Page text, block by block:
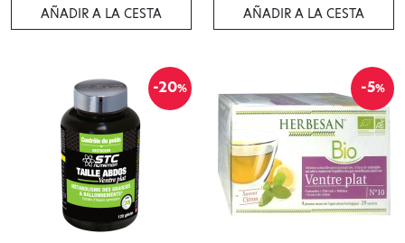
AÑADIR A LA CESTA AÑADIR A LA CESTA
-20% -5%